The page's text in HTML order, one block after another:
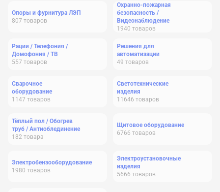
Опоры и фурнитура ЛЭП
807 товаров
Охранно-пожарная
безопасность /
Видеонаблюдение
1940 товаров
Рации / Телефония /
Домофония / ТВ
557 товаров
Решения для
автоматизации
49 товаров
Сварочное
оборудование
1147 товаров
Светотехнические
изделия
11646 товаров
Тёплый пол / Обогрев
труб / Антиоблединение
182 товара
Щитовое оборудование
6766 товаров
Электробензооборудование
1980 товаров
Электроустановочные
изделия
5666 товаров